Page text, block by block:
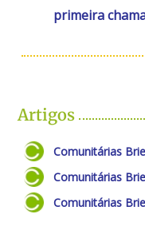
primeira
Artigos
Comunitárias
Comunitárias
Comunitárias